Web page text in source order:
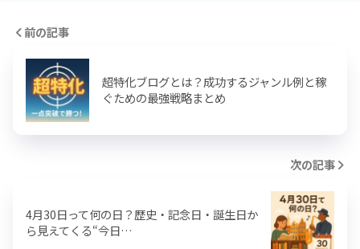
前の記事
超特化ブログとは？成功するジャンル例と稼
ぐための最強戦略まとめ
次の記事
4月30日って何の日？歴史・記念日・誕生日か
ら見えてくる“今日…